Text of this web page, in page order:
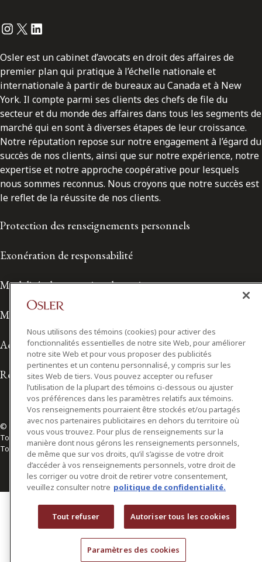
Instagram
Twitter
LinkedIn
Osler est un cabinet d’avocats en droit des affaires de
premier plan qui pratique à l’échelle nationale et
internationale à partir de bureaux au Canada et à New
York. Il compte parmi ses clients des chefs de file du
secteur et du monde des affaires dans tous les segments de
marché qui en sont à diverses étapes de leur croissance.
Notre réputation repose sur notre engagement à l’égard du
succès de nos clients, ainsi que sur notre expérience, notre
expertise et notre approche coopérative pour lesquels
nous sommes reconnus. Nous croyons que notre succès est
le reflet de la réussite de nos clients.
Protection des renseignements personnels
Exonération de responsabilité
Modalités de prestation de services
Modalités d'utilisation
Accessibilité
Relations avec les médias
© 2026 Osler, Hoskin & Harcourt S.E.N.C.R.L./s.r.l.
Tous droits réservés
Toronto | Montréal | Calgary | Vancouver | Ottawa | New York
Nous utilisons des témoins (cookies) pour activer des
fonctionnalités essentielles de notre site Web, pour améliorer
notre site Web et pour vous proposer des publicités
pertinentes et un contenu personnalisé, y compris sur les
sites Web de tiers. Vous pouvez accepter ou refuser
l’utilisation de la plupart des témoins ci-dessous ou ajuster
vos préférences dans les paramètres relatifs aux témoins.
Vos renseignements pourraient être stockés et/ou partagés
avec nos partenaires publicitaires en dehors du territoire où
vous vous trouvez. Pour plus de renseignements sur la
manière dont nous gérons les renseignements personnels,
de même que sur vos droits, qu’il s’agisse de votre droit
d’accéder à vos renseignements personnels, votre droit de
les corriger ou votre droit de retirer votre consentement,
veuillez consulter notre politique de confidentialité.
Tout refuser Autoriser tous les cookies
Paramètres des cookies